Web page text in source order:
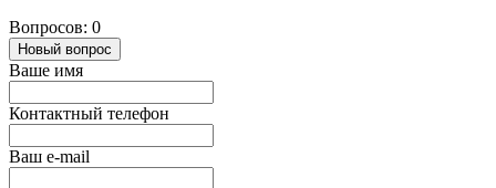
Вопросов: 0
Новый вопрос
Ваше имя
Контактный телефон
Ваш e-mail